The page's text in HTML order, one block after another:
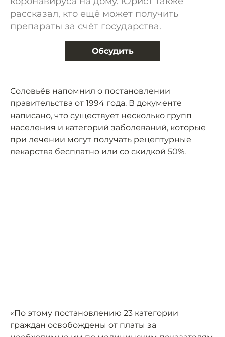
рассказал, кто ещё может получить
препараты за счёт государства.
Обсудить
Соловьёв напомнил о постановлении
правительства от 1994 года. В документе
написано, что существует несколько групп
населения и категорий заболеваний, которые
при лечении могут получать рецептурные
лекарства бесплатно или со скидкой 50%.
«По этому постановлению 23 категории
граждан освобождены от платы за